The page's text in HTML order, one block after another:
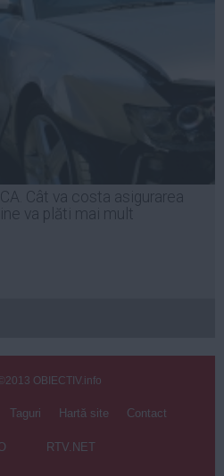
Cât va costa asigurarea
va plăti mai mult
OBIECTIV.info
Taguri Hartă site Contact
RTV.NET